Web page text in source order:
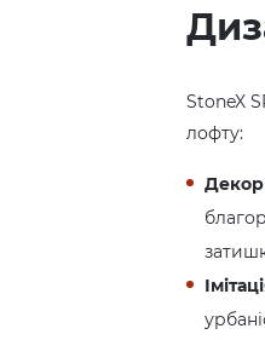
StoneX
лофту: